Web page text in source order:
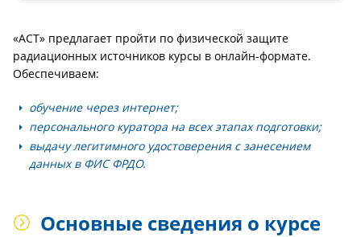
«АСТ» предлагает пройти по физической защите
радиационных источников курсы в онлайн-формате.
Обеспечиваем:
обучение через интернет;
персонального куратора на всех этапах подготовки;
выдачу легитимного удостоверения с занесением
данных в ФИС ФРДО.
Основные сведения о курсе